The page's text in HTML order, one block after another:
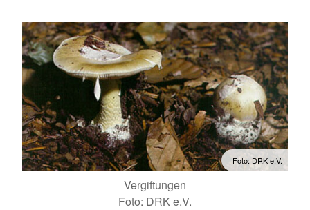
Foto: DRK e.V.
Vergiftungen
Foto: DRK e.V.